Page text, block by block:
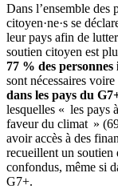
Dans l’ensemble des
citoyen·ne·s se
leur pays afin de
soutien citoyen est
77 % des personnes
sont nécessaires
dans les pays du
lesquelles « les pays
faveur du climat »
avoir accès à des
recueillent un soutien
confondus, même si
G7+.